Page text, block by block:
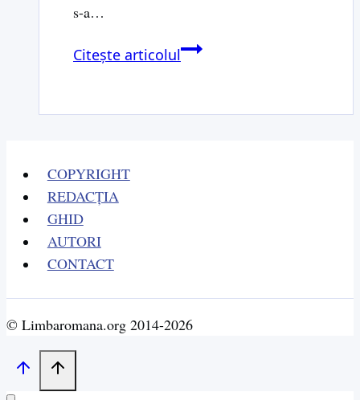
s-a…
Citește articolulNostalgia
COPYRIGHT
REDACȚIA
GHID
AUTORI
CONTACT
© Limbaromana.org 2014-2026